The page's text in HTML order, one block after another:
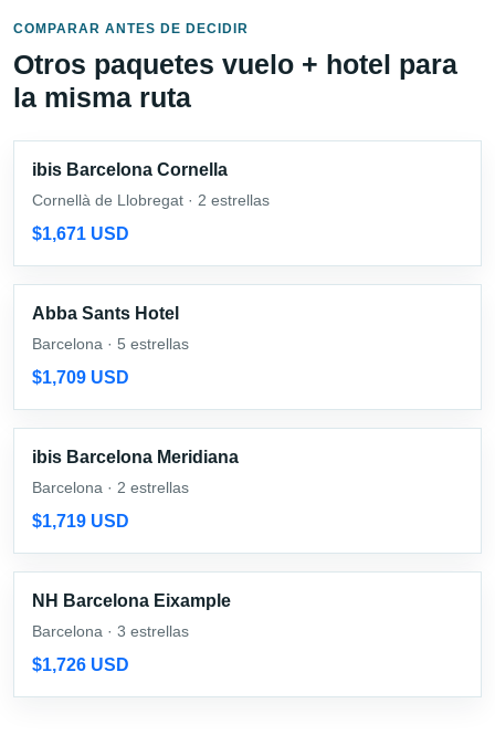
COMPARAR ANTES DE DECIDIR
Otros paquetes vuelo + hotel para
la misma ruta
ibis Barcelona Cornella
Cornellà de Llobregat · 2 estrellas
$1,671 USD
Abba Sants Hotel
Barcelona · 5 estrellas
$1,709 USD
ibis Barcelona Meridiana
Barcelona · 2 estrellas
$1,719 USD
NH Barcelona Eixample
Barcelona · 3 estrellas
$1,726 USD